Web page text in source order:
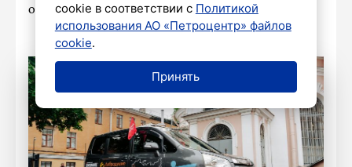
о том, как будет проходить экспедиция.
cookie в соответствии с Политикой
использования АО «Петроцентр» файлов
cookie.
Принять